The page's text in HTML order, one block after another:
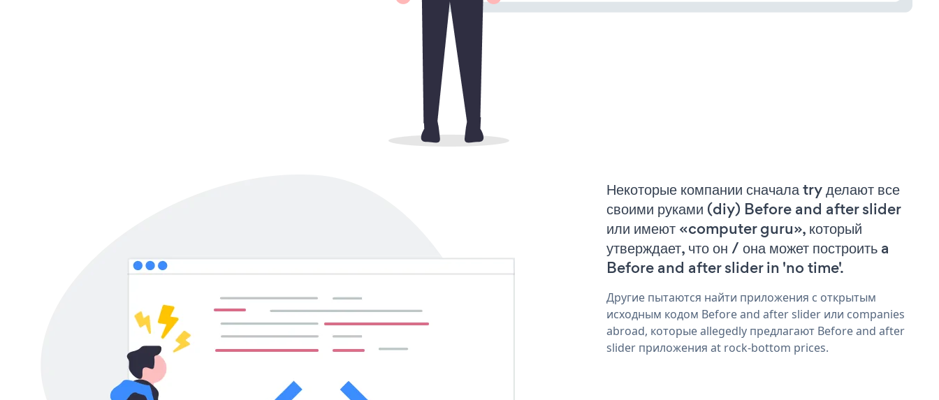
Некоторые компании сначала try делают все
своими руками (diy) Before and after slider
или имеют «computer guru», который
утверждает, что он / она может построить a
Before and after slider in 'no time'.
Другие пытаются найти приложения с открытым
исходным кодом Before and after slider или companies
abroad, которые allegedly предлагают Before and after
slider приложения at rock-bottom prices.